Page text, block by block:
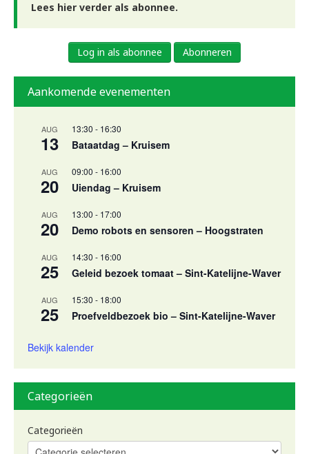
Lees hier verder als abonnee.
Log in als abonnee Abonneren
Aankomende evenementen
AUG
13
13:30 - 16:30
Bataatdag – Kruisem
AUG
20
09:00 - 16:00
Uiendag – Kruisem
AUG
20
13:00 - 17:00
Demo robots en sensoren – Hoogstraten
AUG
25
14:30 - 16:00
Geleid bezoek tomaat – Sint-Katelijne-Waver
AUG
25
15:30 - 18:00
Proefveldbezoek bio – Sint-Katelijne-Waver
Bekijk kalender
Categorieën
Categorieën